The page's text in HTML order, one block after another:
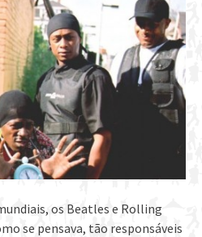
os Beatles e Rolling
se pensava, tão responsáveis